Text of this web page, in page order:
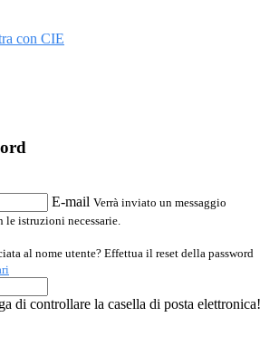
con CIE
E-mail Verrà inviato un messaggio
istruzioni necessarie.
al nome utente? Effettua il reset della password
di controllare la casella di posta elettronica!